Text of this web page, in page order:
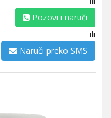
Pozovi i naruči
ili
Naruči preko SMS